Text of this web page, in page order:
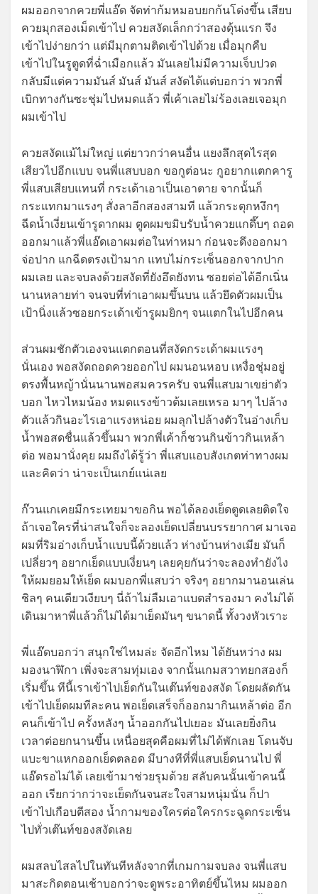
ผมออกจากควยพี่แอ๊ด จัดท่าก้มหมอบยกก้นโด่งขึ้น เสียบ
ควยมุกสองเม็ดเข้าไป ควยสงัดเล็กกว่าสองดุ้นแรก จึง
เข้าไปง่ายกว่า แต่มีมุกตามติดเข้าไปด้วย เมื่อมุกคืบ
เข้าไปในรูตูดที่ฉ่ำเมือกแล้ว มันเลยไม่มีความเจ็บปวด
กลับมีแต่ความมันส์ มันส์ มันส์ สงัดได้แต่บอกว่า พวกพี่
เบิกทางกันซะชุ่มไปหมดแล้ว พี่เค้าเลยไม่ร้องเลยเจอมุก
ผมเข้าไป
ควยสงัดแม้ไม่ใหญ่ แต่ยาวกว่าคนอื่น แยงลึกสุดไรสุด
เสียวไปอีกแบบ จนพี่แสบบอก ขอกูต่อนะ กูอยากแตกคารู
พี่แสบเสียบแทนที่ กระเด้าเอาเป็นเอาตาย จากนั้นก็
กระแทกมาแรงๆ สั่งลาอีกสองสามที แล้วกระตุกหงึกๆ
ฉีดน้ำเงี่ยนเข้ารูดากผม ตูดผมขมิบรับน้ำควยแกดึ๊บๆ ถอด
ออกมาแล้วพี่แอ๊ดเอาผมต่อในท่าหมา ก่อนจะดึงออกมา
จ่อปาก แกฉีดตรงเป้ามาก แทบไม่กระเซ็นออกจากปาก
ผมเลย และจบลงด้วยสงัดที่ยังอึดยังทน ซอยต่อได้อีกเนิ่น
นานหลายท่า จนจบที่ท่าเอาผมขึ้นบน แล้วยึดตัวผมเป็น
เป้านิ่งแล้วซอยกระเด้าเข้ารูผมยิกๆ จนแตกในไปอีกคน
ส่วนผมชักตัวเองจนแตกตอนที่สงัดกระเด้าผมแรงๆ
นั่นเอง พอสงัดถอดควยออกไป ผมนอนหอบ เหงื่อชุ่มอยู่
ตรงพื้นหญ้านั่นนานพอสมควรครับ จนพี่แสบมาเขย่าตัว
บอก ไหวไหมน้อง หมดแรงข้าวต้มเลยเหรอ มาๆ ไปล้าง
ตัวแล้วกินอะไรเอาแรงหน่อย ผมลุกไปล้างตัวในอ่างเก็บ
น้ำพอสดชื่นแล้วขึ้นมา พวกพี่เค้าก็ชวนกินข้าวกินเหล้า
ต่อ พอมานั่งคุย ผมถึงได้รู้ว่า พี่แสบแอบสังเกตท่าทางผม
และคิดว่า น่าจะเป็นเกย์แน่เลย
ก๊วนแกเคยมีกระเทยมาขอกิน พอได้ลองเย็ดตูดเลยติดใจ
ถ้าเจอใครที่น่าสนใจก็จะลองเย็ดเปลี่ยนบรรยากาศ มาเจอ
ผมที่ริมอ่างเก็บน้ำแบบนี้ด้วยแล้ว ห่างบ้านห่างเมีย มันก็
เปลี่ยวๆ อยากเย็ดแบบเงี่ยนๆ เลยคุยกันว่าจะลองทำยังไง
ให้ผมยอมให้เย็ด ผมบอกพี่แสบว่า จริงๆ อยากมานอนเล่น
ชิลๆ คนเดียวเงียบๆ นี่ถ้าไม่ลืมเอาแบตสำรองมา คงไม่ได้
เดินมาหาพี่แล้วก็ไม่ได้มาเย็ดมันๆ ขนาดนี้ ทั้งวงหัวเราะ
พี่แอ๊ดบอกว่า สนุกใช่ไหมล่ะ จัดอีกไหม ได้ยันหว่าง ผม
มองนาฬิกา เพิ่งจะสามทุ่มเอง จากนั้นเกมสวาทยกสองก็
เริ่มขึ้น ทีนี้เราเข้าไปเย็ดกันในเต๊นท์ของสงัด โดยผลัดกัน
เข้าไปเย็ดผมทีละคน พอเย็ดเสร็จก็ออกมากินเหล้าต่อ อีก
คนก็เข้าไป ครั้งหลังๆ น้ำออกกันไปเยอะ มันเลยยิ่งกิน
เวลาต่อยกนานขึ้น เหนื่อยสุดคือผมที่ไม่ได้พักเลย โดนจับ
แบะขาแหกออกเย็ดตลอด มีบางทีที่พี่แสบเย็ดนานไป พี่
แอ๊ดรอไม่ได้ เลยเข้ามาช่วยรุมด้วย สลับคนนั้นเข้าคนนี้
ออก เรียกว่ากว่าจะเย็ดกันจนสะใจสามหนุ่มนั่น ก็ปา
เข้าไปเกือบตีสอง น้ำกามของใครต่อใครกระฉูดกระเซ็น
ไปทั่วเต๊นท์ของสงัดเลย
ผมสลบไสลไปในทันทีหลังจากที่เกมกามจบลง จนพี่แสบ
มาสะกิดตอนเช้าบอกว่าจะดูพระอาทิตย์ขึ้นไหม ผมออก